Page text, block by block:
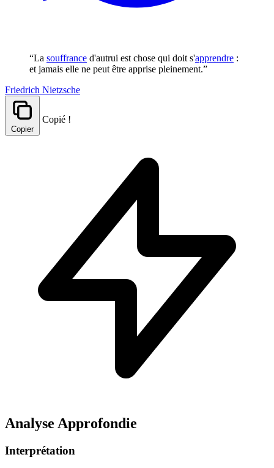
“La souffrance d'autrui est chose qui doit s'apprendre :
et jamais elle ne peut être apprise pleinement.”
Friedrich Nietzsche
Copier
Copié !
Analyse Approfondie
Interprétation